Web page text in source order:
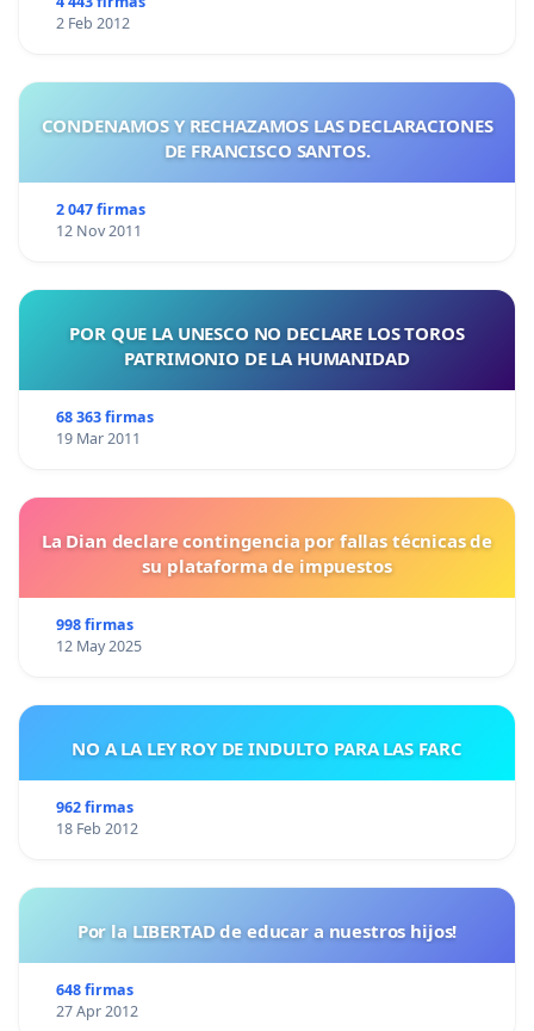
2 Feb 2012
CONDENAMOS Y RECHAZAMOS LAS DECLARACIONES
DE FRANCISCO SANTOS.
2 047 firmas
12 Nov 2011
POR QUE LA UNESCO NO DECLARE LOS TOROS
PATRIMONIO DE LA HUMANIDAD
68 363 firmas
19 Mar 2011
La Dian declare contingencia por fallas técnicas de
su plataforma de impuestos
998 firmas
12 May 2025
NO A LA LEY ROY DE INDULTO PARA LAS FARC
962 firmas
18 Feb 2012
Por la LIBERTAD de educar a nuestros hijos!
648 firmas
27 Apr 2012